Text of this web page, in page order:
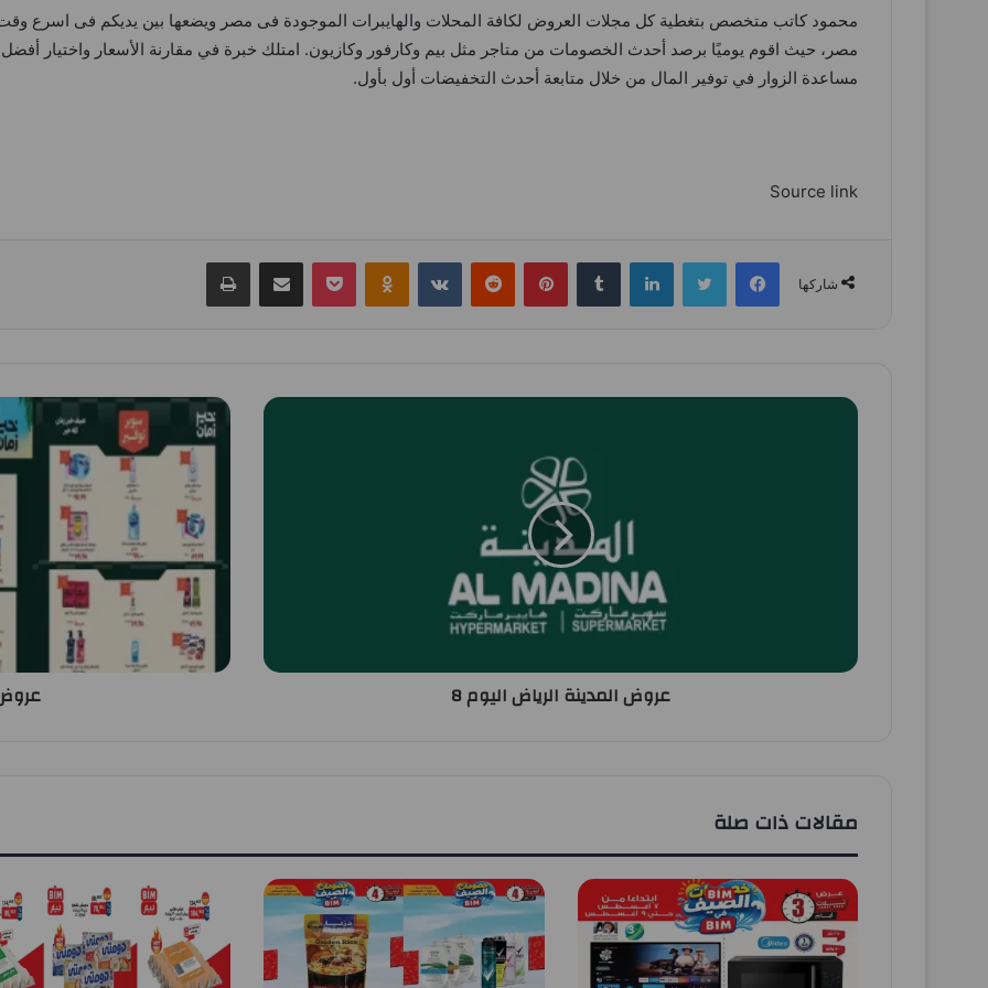
محمود كاتب متخصص بتغطية كل مجلات العروض لكافة المحلات والهايبرات الموجودة فى مصر ويضعها بين يديكم فى اسرع
مصر، حيث اقوم يوميًا برصد أحدث الخصومات من متاجر مثل بيم وكارفور وكازيون. امتلك خبرة في مقارنة الأسعار واختيار
مساعدة الزوار في توفير المال من خلال متابعة أحدث التخفيضات أول بأول.
Source link
شاركها
فيسبوك تويتر لينكدإن بينتيريست Odnoklassniki
بوكيت مشاركة عبر البريد طباعة
عروض المدينة الرياض اليوم 8
مقالات ذات صلة